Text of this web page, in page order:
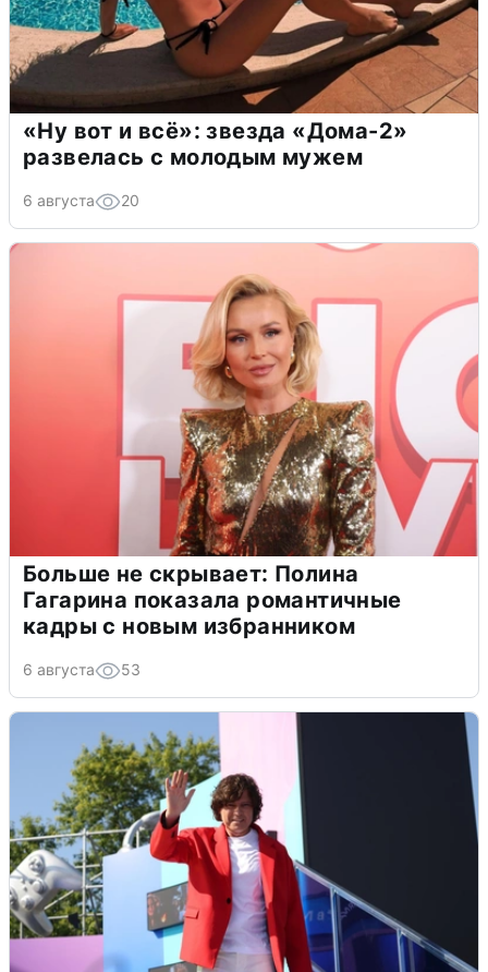
«Ну вот и всё»: звезда «Дома-2»
развелась с молодым мужем
6 августа 20
Больше не скрывает: Полина
Гагарина показала романтичные
кадры с новым избранником
6 августа 53